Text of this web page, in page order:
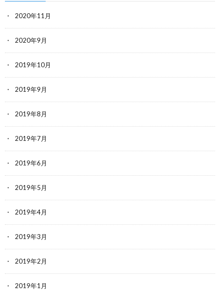
2020年11月
2020年9月
2019年10月
2019年9月
2019年8月
2019年7月
2019年6月
2019年5月
2019年4月
2019年3月
2019年2月
2019年1月